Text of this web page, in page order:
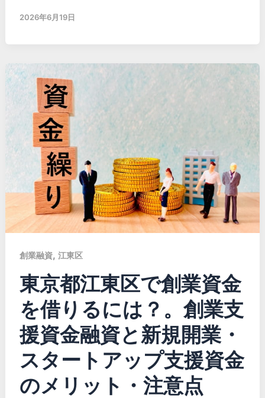
2026年6月19日
創業融資, 江東区
東京都江東区で創業資金
を借りるには？。創業支
援資金融資と新規開業・
スタートアップ支援資金
のメリット・注意点